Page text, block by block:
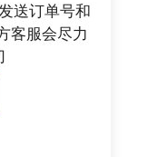
送订单号和
客服会尽力